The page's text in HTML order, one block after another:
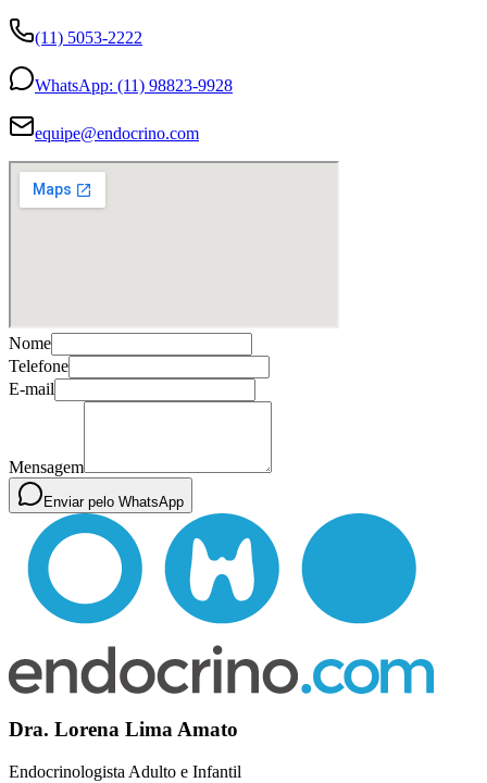
(11) 5053-2222
WhatsApp: (11) 98823-9928
equipe@endocrino.com
Nome
Telefone
E-mail
Mensagem
Enviar pelo WhatsApp
Dra. Lorena Lima Amato
Endocrinologista Adulto e Infantil